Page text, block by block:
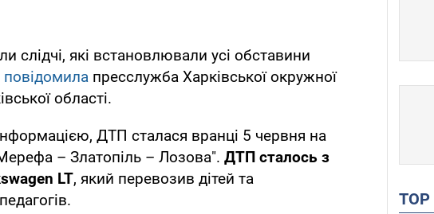
слідчі, які встановлювали усі обставини
повідомила пресслужба Харківської окружної
області.
ДТП сталася вранці 5 червня на
– Златопіль – Лозова". ДТП сталось з
LT, який перевозив дітей та